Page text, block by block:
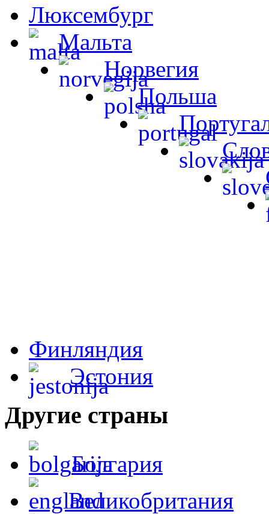
Люксембург
Мальта
Норвегия
Польша
Финляндия
Эстония
Другие страны
Болгария
Великобритания